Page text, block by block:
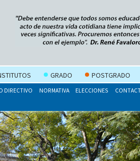
GRADO POSTGRADO
DIRECTIVO NORMATIVA ELECCIONES